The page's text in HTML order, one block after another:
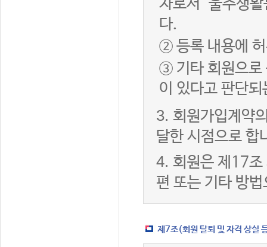
자로서 "울주생
다.
② 등록 내용에
③ 기타 회원으로
이 있다고 판단되
3. 회원가입계약
달한 시점으로 합
4. 회원은 제17조
편 또는 기타 방
제7조(회원 탈퇴 및 자격 상실